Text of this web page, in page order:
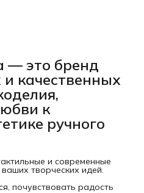
— это бренд
качественных
к
ручного
и современные
творческих идей.
почувствовать радость